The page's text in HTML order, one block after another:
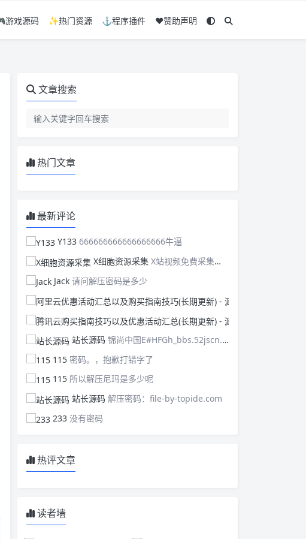
游戏源码 ✨热门资源 ⚓程序插件 ❤️赞助声明
文章搜索
热门文章
最新评论
Y133 666666666666666666牛逼
X细胞资源采集 X站视频免费采集，可以适配此CMS，含免费模板。有需要的站长可以看看xxibaozyw.com
Jack 请问解压密码是多少
站长源码 锦尚中国E#HFGh_bbs.52jscn.comEYzhibo8
115 密码。，抱歉打错字了
115 所以解压尼玛是多少呢
站长源码 解压密码：file-by-topide.com
233 没有密码
热评文章
读者墙